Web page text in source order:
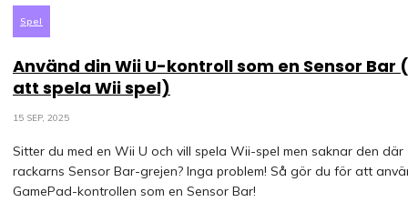
Spel
Använd din Wii U-kontroll som en Sensor Bar
att spela Wii spel)
15 SEP, 2025
Sitter du med en Wii U och vill spela Wii-spel men saknar den där
rackarns Sensor Bar-grejen? Inga problem! Så gör du för att
GamePad-kontrollen som en Sensor Bar!